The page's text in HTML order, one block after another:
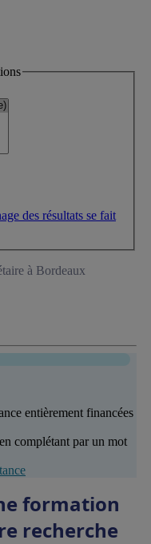
des résultats se fait
à Bordeaux
entièrement financées
complétant par un mot
formation
recherche